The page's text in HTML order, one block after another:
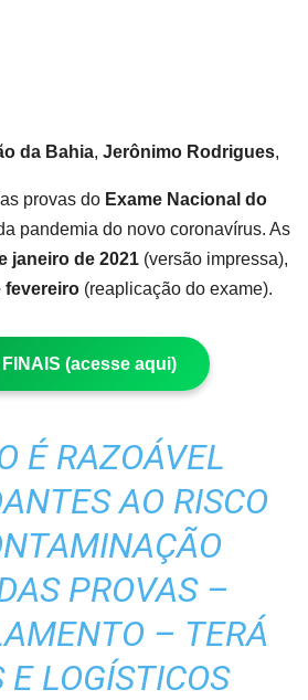
da Bahia, Jerônimo Rodrigues,
provas do Exame Nacional do
pandemia do novo coronavírus. As
janeiro de 2021 (versão impressa),
fevereiro (reaplicação do exame).
(acesse aqui)
É RAZOÁVEL
AO RISCO
PROVAS –
– TERÁ
LOGÍSTICOS